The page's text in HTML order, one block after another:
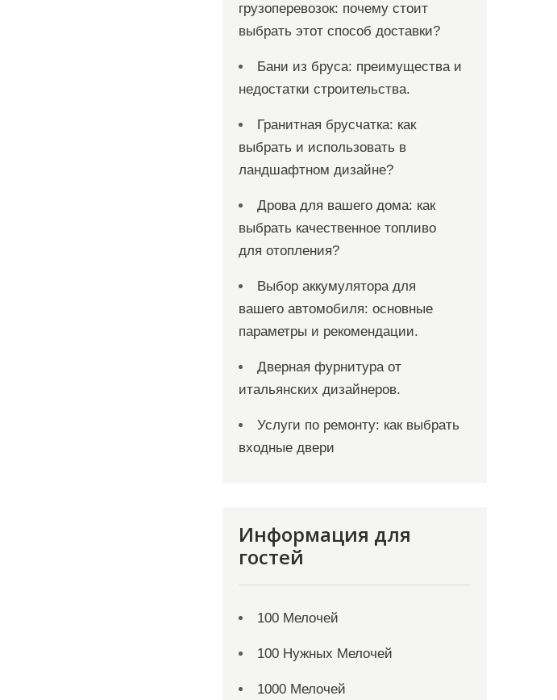
грузоперевозок: почему стоит
выбрать этот способ доставки?
Бани из бруса: преимущества и
недостатки строительства.
Гранитная брусчатка: как
выбрать и использовать в
ландшафтном дизайне?
Дрова для вашего дома: как
выбрать качественное топливо
для отопления?
Выбор аккумулятора для
вашего автомобиля: основные
параметры и рекомендации.
Дверная фурнитура от
итальянских дизайнеров.
Услуги по ремонту: как выбрать
входные двери
Информация для
гостей
100 Мелочей
100 Нужных Мелочей
1000 Мелочей